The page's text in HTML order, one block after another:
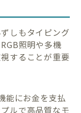
しもタイピング
照明や多機
することが重要
能にお金を支払
ルで高品質なモ